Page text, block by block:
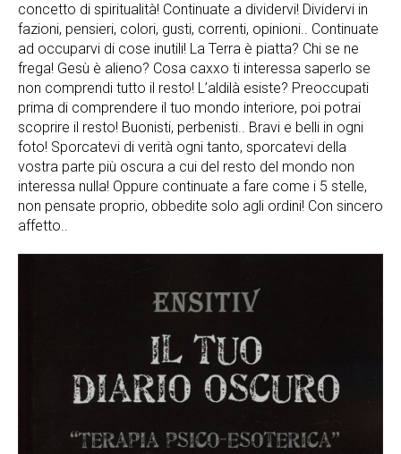
concetto di spiritualità! Continuate a dividervi! Dividervi in
fazioni, pensieri, colori, gusti, correnti, opinioni.. Continuate
ad occuparvi di cose inutili! La Terra è piatta? Chi se ne
frega! Gesù è alieno? Cosa caxxo ti interessa saperlo se
non comprendi tutto il resto! L’aldilà esiste? Preoccupati
prima di comprendere il tuo mondo interiore, poi potrai
scoprire il resto! Buonisti, perbenisti.. Bravi e belli in ogni
foto! Sporcatevi di verità ogni tanto, sporcatevi della
vostra parte più oscura a cui del resto del mondo non
interessa nulla! Oppure continuate a fare come i 5 stelle,
non pensate proprio, obbedite solo agli ordini! Con sincero
affetto..